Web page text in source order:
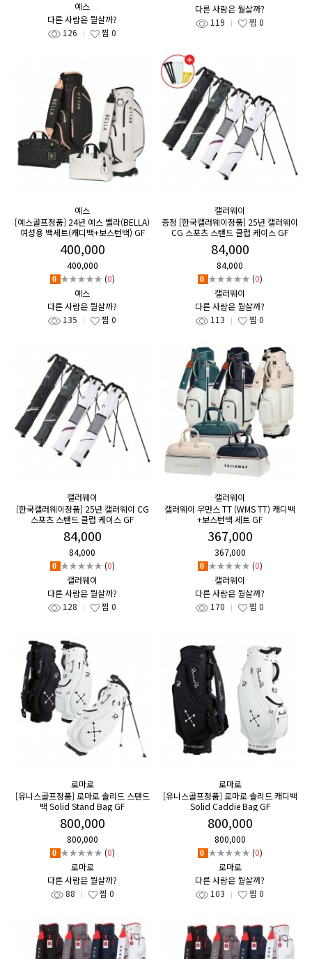
예스
다른 사람은 뭘살까?
126
찜 0
다른 사람은 뭘살까?
119
찜 0
예스
[예스골프정품] 24년 예스 벨라(BELLA)
여성용 백세트(캐디백+보스턴백) GF
400,000
400,000
0 ★★★★★ (0)
예스
다른 사람은 뭘살까?
135
찜 0
캘러웨이
증정 [한국캘러웨이정품] 25년 캘러웨이
CG 스포츠 스탠드 클럽 케이스 GF
84,000
84,000
0 ★★★★★ (0)
캘러웨이
다른 사람은 뭘살까?
113
찜 0
캘러웨이
[한국캘러웨이정품] 25년 캘러웨이 CG
스포츠 스탠드 클럽 케이스 GF
84,000
84,000
0 ★★★★★ (0)
캘러웨이
다른 사람은 뭘살까?
128
찜 0
캘러웨이
캘러웨이 우먼스 TT (WMS TT) 캐디백
+보스턴백 세트 GF
367,000
367,000
0 ★★★★★ (0)
캘러웨이
다른 사람은 뭘살까?
170
찜 0
로마로
[유니스골프정품] 로마로 솔리드 스탠드
백 Solid Stand Bag GF
800,000
800,000
0 ★★★★★ (0)
로마로
다른 사람은 뭘살까?
88
찜 0
로마로
[유니스골프정품] 로마로 솔리드 캐디백
Solid Caddie Bag GF
800,000
800,000
0 ★★★★★ (0)
로마로
다른 사람은 뭘살까?
103
찜 0